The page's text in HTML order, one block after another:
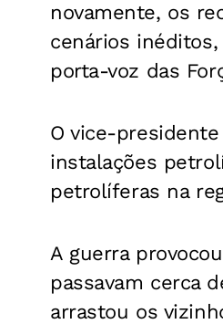
novamente, os
cenários
porta-voz das
O vice-
instalações
petrolíferas na
A guerra
passavam cerca
arrastou os